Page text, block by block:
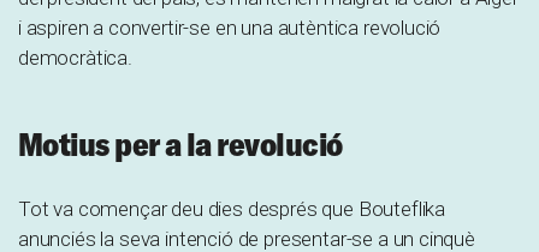
i aspiren a convertir-se en una autèntica revolució
democràtica.
Motius per a la revolució
Tot va començar deu dies després que Bouteflika
anunciés la seva intenció de presentar-se a un cinquè